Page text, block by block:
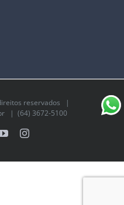
reservados |
| (64) 3672-5100
YouTubeInstagram